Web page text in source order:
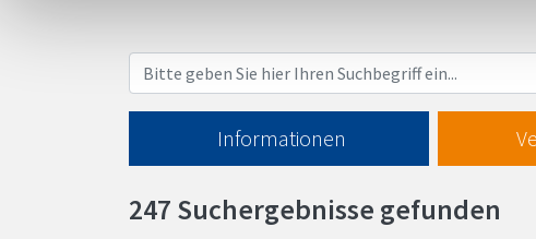
Informationen
247 Suchergebnisse gefunden